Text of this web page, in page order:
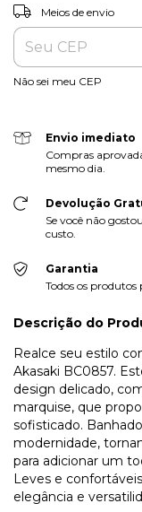
Entregas para o CEP:
Meios de envio
Não sei meu CEP
Envio imediato
Compras
mesmo dia.
Devolução
Se você não
custo.
Garantia
Todos os
Descrição do
Realce seu estilo
Akasaki BC0857.
design delicado,
marquise, que
sofisticado.
modernidade,
para adicionar um
Leves e
elegância e